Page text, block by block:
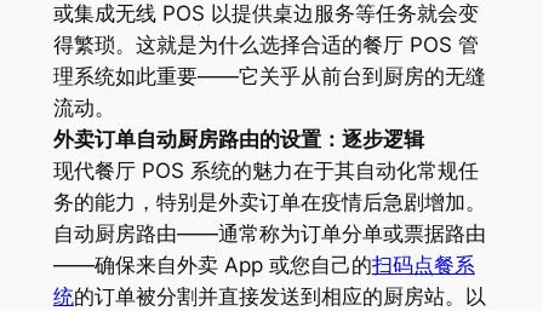
或集成无线 POS 以提供桌边服务等任务就会变
得繁琐。这就是为什么选择合适的餐厅 POS 管
理系统如此重要——它关乎从前台到厨房的无缝
流动。
外卖订单自动厨房路由的设置：逐步逻辑
现代餐厅 POS 系统的魅力在于其自动化常规任
务的能力，特别是外卖订单在疫情后急剧增加。
自动厨房路由——通常称为订单分单或票据路由
——确保来自外卖 App 或您自己的扫码点餐系
统的订单被分割并直接发送到相应的厨房站。以